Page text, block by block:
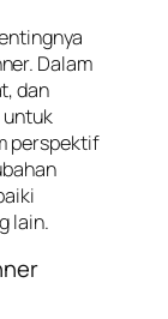
Dalam
dan
untuk
perspektif
lain.